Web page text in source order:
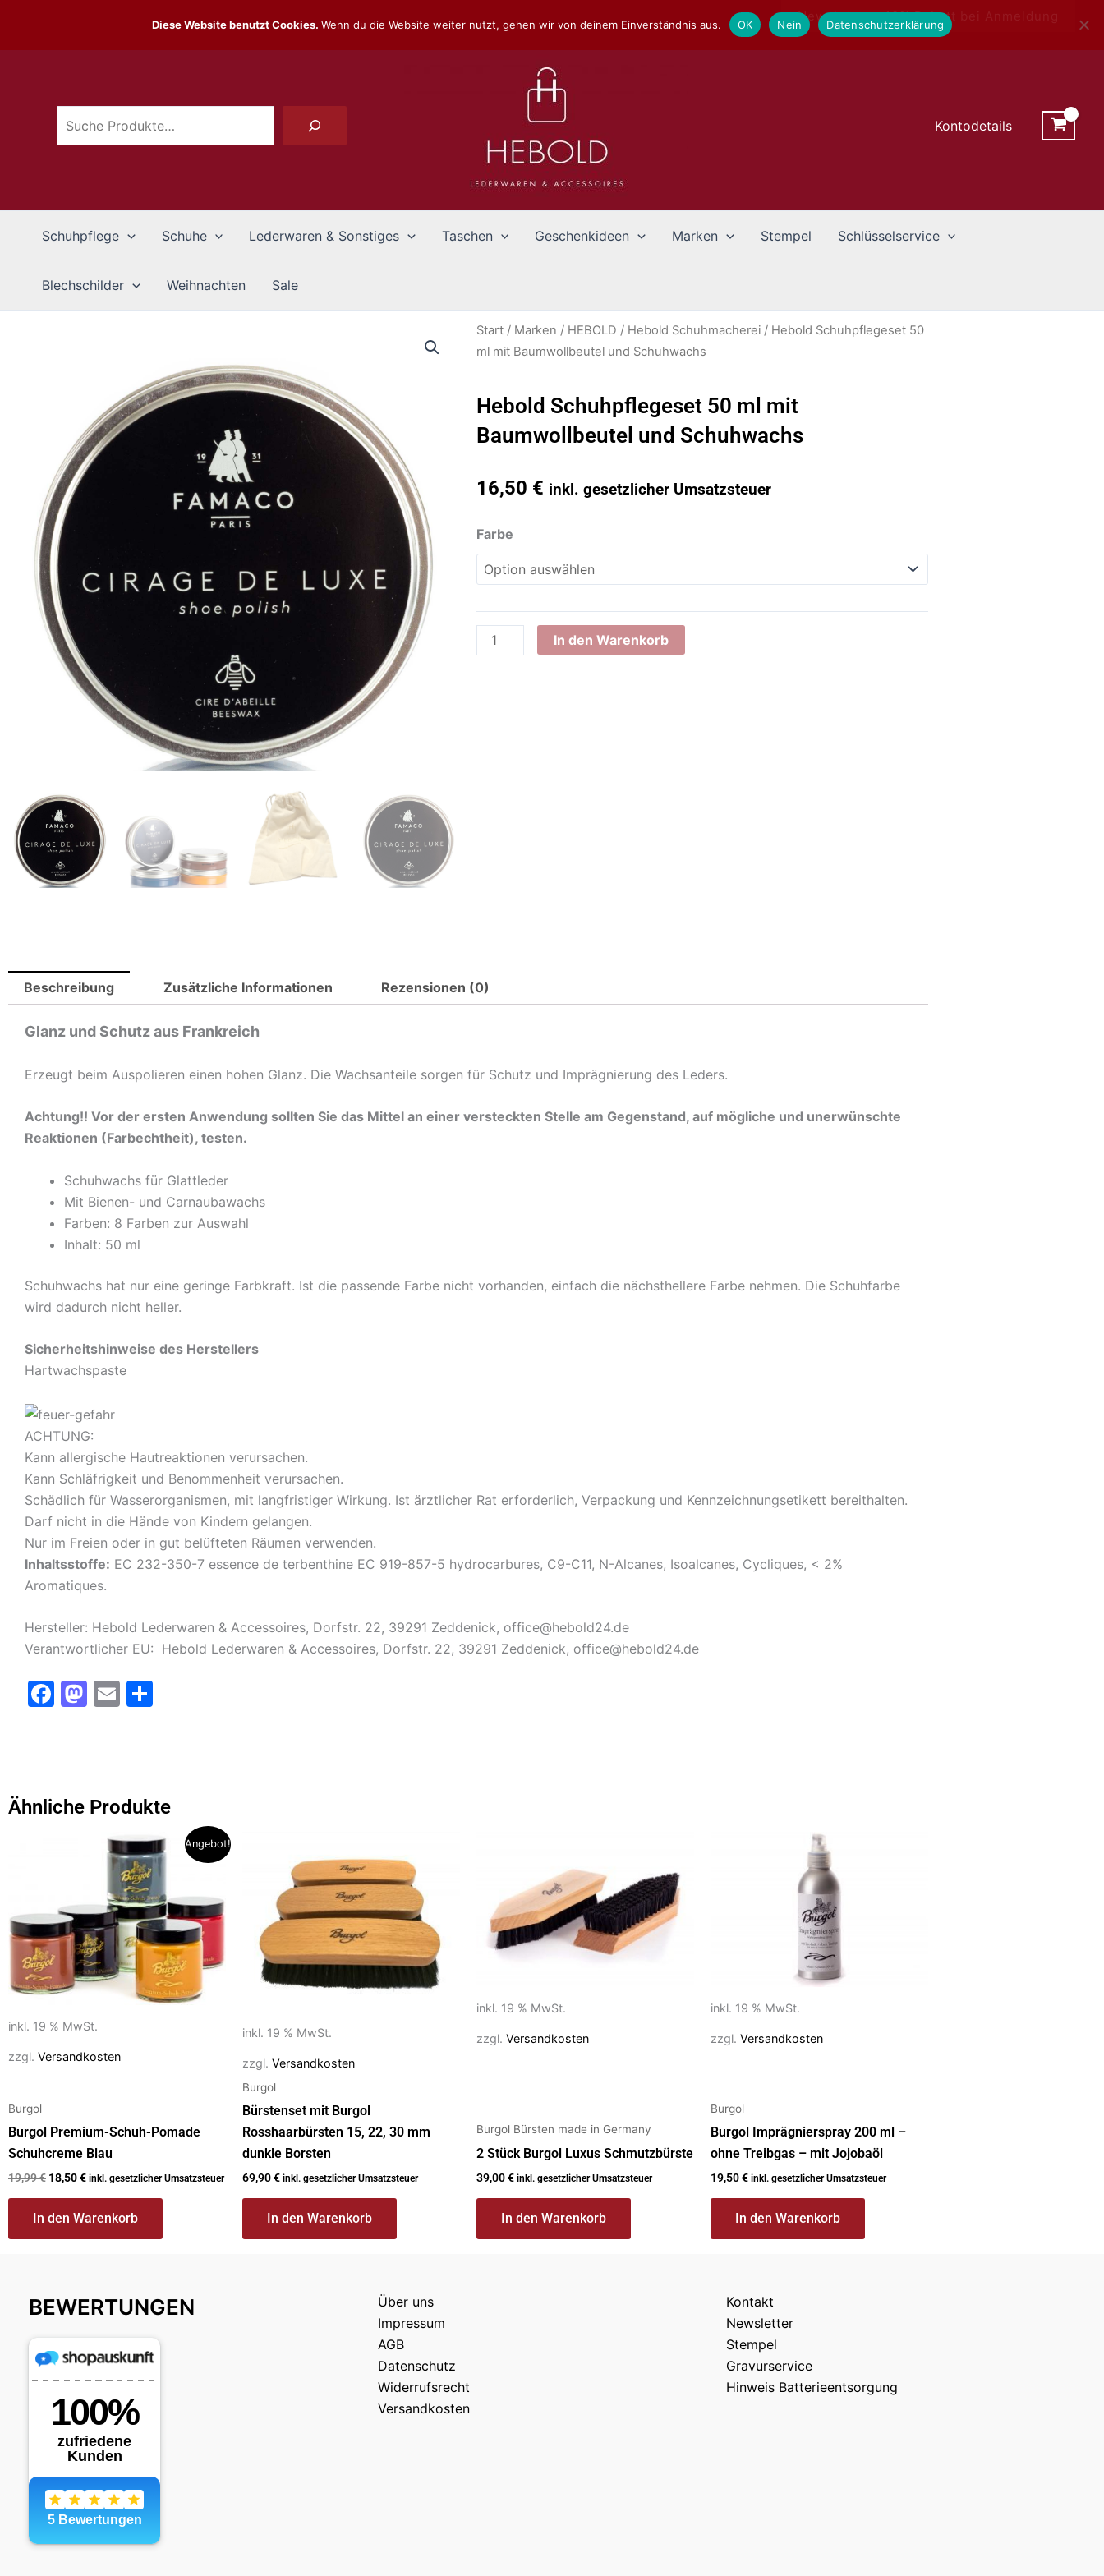
springen
Newsletter - 10% Rabatt bei Anmeldung
Suchen
Kontodetails
Schuhpflege Schuhe Lederwaren & Sonstiges Taschen Geschenkideen Marken Stempel Schlüsselservice
Blechschilder Weihnachten Sale
Start / Marken / HEBOLD / Hebold Schuhmacherei / Hebold Schuhpflegeset 50
ml mit Baumwollbeutel und Schuhwachs
Hebold Schuhpflegeset 50 ml mit
Baumwollbeutel und Schuhwachs
16,50 € inkl. gesetzlicher Umsatzsteuer
Farbe
Hebold
Schuhpflegeset
50
mit
Baumwollbeutel
und
In den Warenkorb
Beschreibung Zusätzliche Informationen Rezensionen (0)
Glanz und Schutz aus Frankreich
Erzeugt beim Auspolieren einen hohen Glanz. Die Wachsanteile sorgen für Schutz und Imprägnierung des Leders.
Achtung!! Vor der ersten Anwendung sollten Sie das Mittel an einer versteckten Stelle am Gegenstand, auf mögliche und unerwünschte
Reaktionen (Farbechtheit), testen.
Schuhwachs für Glattleder
Mit Bienen- und Carnaubawachs
Farben: 8 Farben zur Auswahl
Inhalt: 50 ml
Schuhwachs hat nur eine geringe Farbkraft. Ist die passende Farbe nicht vorhanden, einfach die nächsthellere Farbe nehmen. Die Schuhfarbe
wird dadurch nicht heller.
Sicherheitshinweise des Herstellers
Hartwachspaste
ACHTUNG:
Kann allergische Hautreaktionen verursachen.
Kann Schläfrigkeit und Benommenheit verursachen.
Schädlich für Wasserorganismen, mit langfristiger Wirkung. Ist ärztlicher Rat erforderlich, Verpackung und Kennzeichnungsetikett bereithalten.
Darf nicht in die Hände von Kindern gelangen.
Nur im Freien oder in gut belüfteten Räumen verwenden.
Inhaltsstoffe: EC 232-350-7 essence de terbenthine EC 919-857-5 hydrocarbures, C9-C11, N-Alcanes, Isoalcanes, Cycliques, < 2%
Aromatiques.
Hersteller: Hebold Lederwaren & Accessoires, Dorfstr. 22, 39291 Zeddenick, office@hebold24.de
Verantwortlicher EU: Hebold Lederwaren & Accessoires, Dorfstr. 22, 39291 Zeddenick, office@hebold24.de
F
b
o
M
d
o
E
Ähnliche Produkte
Angebot!
inkl. 19 % MwSt.
zzgl. Versandkosten
Burgol
Burgol Premium-Schuh-Pomade
Schuhcreme Blau
19,99€
Ursprünglicher
18,50€
Aktueller
Preis
18,50 €.
inkl. gesetzlicher Umsatzsteuer
In den Warenkorb
inkl. 19 % MwSt.
zzgl. Versandkosten
Burgol
Bürstenset mit Burgol
Rosshaarbürsten 15, 22, 30 mm
dunkle Borsten
69,90€ inkl. gesetzlicher Umsatzsteuer
In den Warenkorb
inkl. 19 % MwSt.
zzgl. Versandkosten
Burgol Bürsten made in Germany
2 Stück Burgol Luxus Schmutzbürste
39,00€ inkl. gesetzlicher Umsatzsteuer
In den Warenkorb
inkl. 19 % MwSt.
zzgl. Versandkosten
Burgol
Burgol Imprägnierspray 200 ml –
ohne Treibgas – mit Jojobaöl
19,50€ inkl. gesetzlicher Umsatzsteuer
In den Warenkorb
BEWERTUNGEN
Über uns
Impressum
AGB
Datenschutz
Widerrufsrecht
Versandkosten
Kontakt
Newsletter
Stempel
Gravurservice
Hinweis Batterieentsorgung
Diese Website benutzt Cookies. Wenn du die Website weiter nutzt, gehen wir von deinem Einverständnis aus. OK Nein Datenschutzerklärung